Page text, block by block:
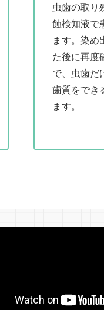
虫歯の取り
蝕検知液で
ます。染め
た後に再度
で、虫歯だ
歯質をでき
ます。